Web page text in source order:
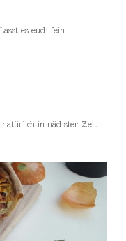
es euch fein
in nächster Zeit